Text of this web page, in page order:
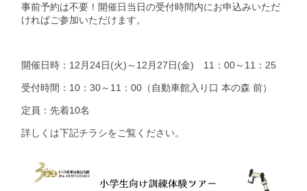
事前予約は不要！開催日当日の受付時間内にお申込みいただ
ければご参加いただけます。
開催日時：12月24日(火)～12月27日(金) 11：00～11：25
受付時間：10：30～11：00（自動車館入り口 本の森 前）
定員：先着10名
詳しくは下記チラシをご覧ください。